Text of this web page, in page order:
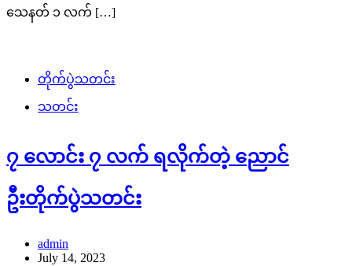
သေနတ် ၁ လက် […]
တိုက်ပွဲသတင်း
သတင်း
၇ လောင်း ၇ လက် ရလိုက်တဲ့ ညောင်
ဦးတိုက်ပွဲသတင်း
admin
July 14, 2023